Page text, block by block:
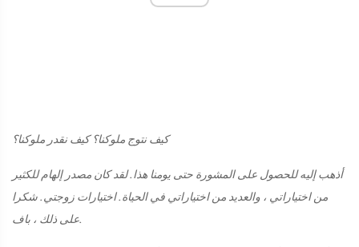
كيف نتوج ملوكنا؟ كيف نقدر ملوكنا؟
أذهب إليه للحصول على المشورة حتى يومنا هذا. لقد كان مصدر إلهام للكثير
من اختياراتي ، والعديد من اختياراتي في الحياة. اختيارات زوجتي. شكرا
على ذلك ، باف.